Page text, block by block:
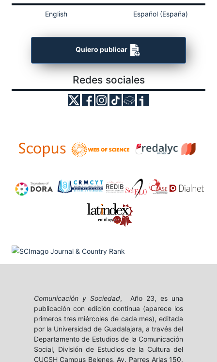
English Español (España)
Quiero publicar
Redes sociales
Comunicación y Sociedad, Año 23, es una
publicación con edición continua (aparece los
primeros tres miércoles de cada mes), editada
por la Universidad de Guadalajara, a través del
Departamento de Estudios de la Comunicación
Social, División de Estudios de la Cultura del
CUCSH Campus Belenes, Av. Parres Arias 150,